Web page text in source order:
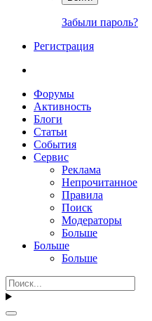
Забыли пароль?
Регистрация
Форумы
Активность
Блоги
Статьи
События
Сервис
Реклама
Непрочитанное
Правила
Поиск
Модераторы
Больше
Больше
Больше